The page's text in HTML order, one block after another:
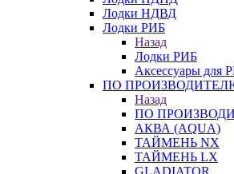
Лодки НДВД
Лодки РИБ
Назад
Лодки РИБ
Аксессуары для
ПО
Назад
ПО
АКВА (AQUA)
ТАЙМЕНЬ NX
ТАЙМЕНЬ LX
GLADIATOR